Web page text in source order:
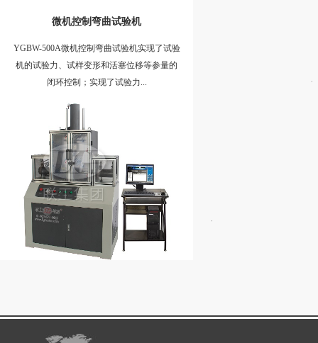
微机控制弯曲试验机
YGBW-500A微机控制弯曲试验机实现了试验
机的试验力、试样变形和活塞位移等参量的
闭环控制；实现了试验力...